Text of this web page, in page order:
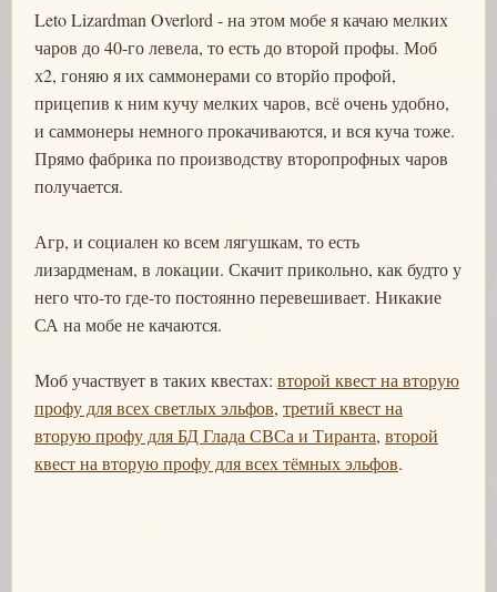
Leto Lizardman Overlord - на этом мобе я качаю мелких
чаров до 40-го левела, то есть до второй профы. Моб
х2, гоняю я их саммонерами со вторйо профой,
прицепив к ним кучу мелких чаров, всё очень удобно,
и саммонеры немного прокачиваются, и вся куча тоже.
Прямо фабрика по производству второпрофных чаров
получается.
Агр, и социален ко всем лягушкам, то есть
лизардменам, в локации. Скачит прикольно, как будто у
него что-то где-то постоянно перевешивает. Никакие
СА на мобе не качаются.
Моб участвует в таких квестах: второй квест на вторую
профу для всех светлых эльфов, третий квест на
вторую профу для БД Глада СВСа и Тиранта, второй
квест на вторую профу для всех тёмных эльфов.